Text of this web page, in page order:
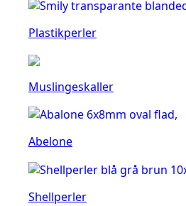
Plastikperler
Muslingeskaller
Abelone
Shellperler